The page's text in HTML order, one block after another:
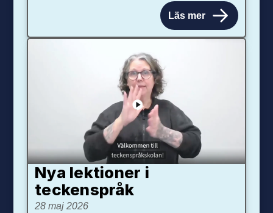
Läs mer
Nya lektioner i
teckenspråk
28 maj 2026